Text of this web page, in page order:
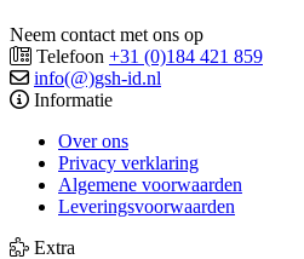
Neem contact met ons op
Telefoon +31 (0)184 421 859
info(@)gsh-id.nl
Informatie
Over ons
Privacy verklaring
Algemene voorwaarden
Leveringsvoorwaarden
Extra